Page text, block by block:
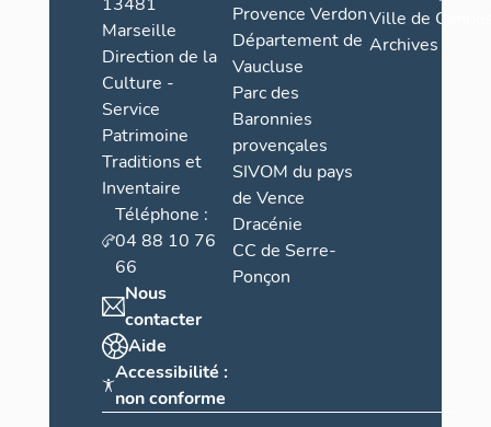
Marseille
Direction de la
Culture -
Service
Patrimoine
Traditions et
Inventaire
Téléphone :
04 88 10 76
66
Nous
contacter
Aide
Accessibilité :
non conforme
Provence Verdon
Département de
Vaucluse
Parc des
Baronnies
provençales
SIVOM du pays
de Vence
Dracénie
CC de Serre-
Ponçon
Ville de
Archives